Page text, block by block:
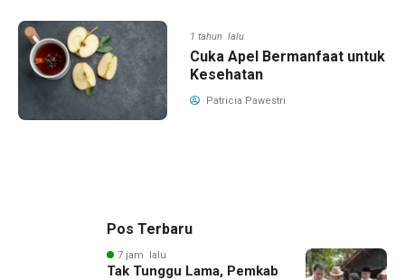
1 tahun lalu
Cuka Apel Bermanfaat untuk
Kesehatan
Patricia Pawestri
Pos Terbaru
7 jam lalu
Tak Tunggu Lama, Pemkab